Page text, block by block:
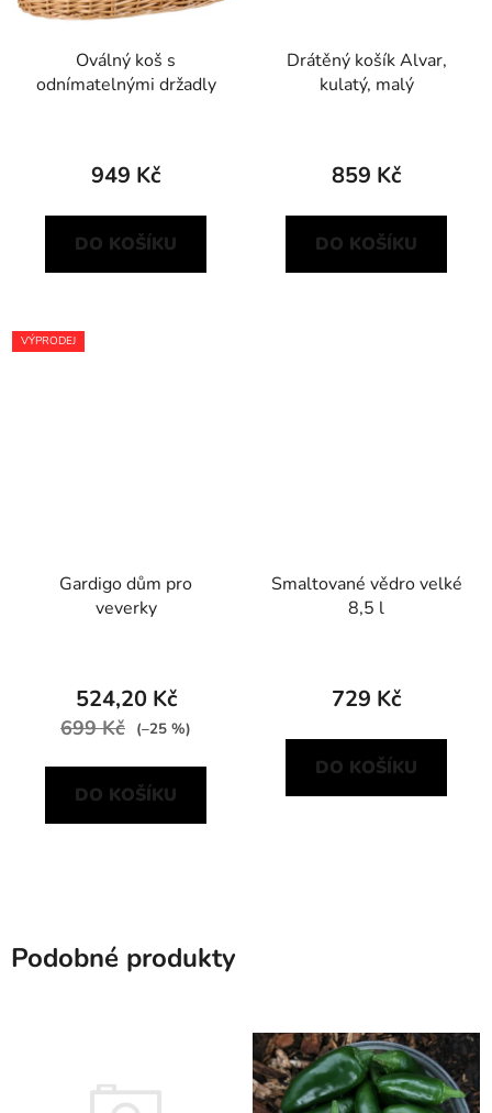
Oválný koš s
odnímatelnými držadly
949 Kč
DO KOŠÍKU
Drátěný košík Alvar,
kulatý, malý
859 Kč
DO KOŠÍKU
VÝPRODEJ
Gardigo dům pro
veverky
524,20 Kč
699 Kč (–25 %)
DO KOŠÍKU
Smaltované vědro velké
8,5 l
729 Kč
DO KOŠÍKU
Podobné produkty